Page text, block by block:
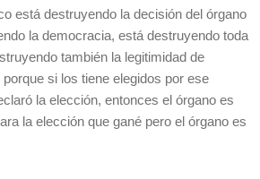
está destruyendo la decisión del órgano
la democracia, está destruyendo toda
también la legitimidad de
si los tiene elegidos por ese
la elección, entonces el órgano es
la elección que gané pero el órgano es